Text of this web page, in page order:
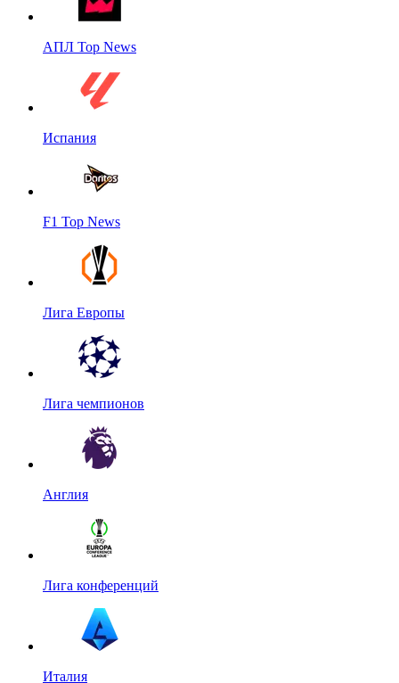
АПЛ Top News
Испания
F1 Top News
Лига Европы
Лига чемпионов
Англия
Лига конференций
Италия